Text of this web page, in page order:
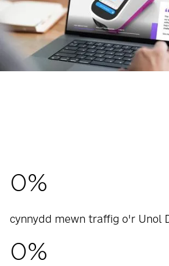
0%
cynnydd mewn traffig o'r Unol
0%